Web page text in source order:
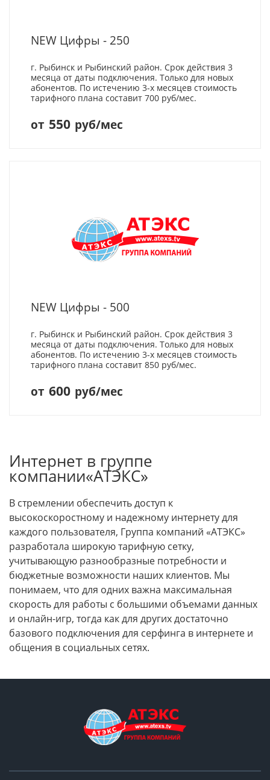
NEW Цифры - 250
г. Рыбинск и Рыбинский район. Срок действия 3
месяца от даты подключения. Только для новых
абонентов. По истечению 3-х месяцев стоимость
тарифного плана составит 700 руб/мес.
от 550 руб/мес
NEW Цифры - 500
г. Рыбинск и Рыбинский район. Срок действия 3
месяца от даты подключения. Только для новых
абонентов. По истечению 3-х месяцев стоимость
тарифного плана составит 850 руб/мес.
от 600 руб/мес
Интернет в группе
компании«АТЭКС»
В стремлении обеспечить доступ к
высокоскоростному и надежному интернету для
каждого пользователя, Группа компаний «АТЭКС»
разработала широкую тарифную сетку,
учитывающую разнообразные потребности и
бюджетные возможности наших клиентов. Мы
понимаем, что для одних важна максимальная
скорость для работы с большими объемами данных
и онлайн-игр, тогда как для других достаточно
базового подключения для серфинга в интернете и
общения в социальных сетях.